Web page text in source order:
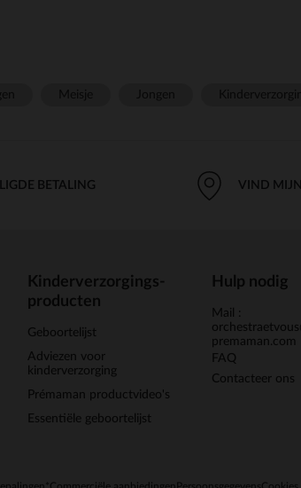
BETALING VIND
Kinderverzorgings-
producten
Geboortelijst
Adviezen voor
kinderverzorging
Prémaman productvideo's
Essentiële geboortelijst
Hulp nodig
Mail :
premaman.com
FAQ
Contacteer ons